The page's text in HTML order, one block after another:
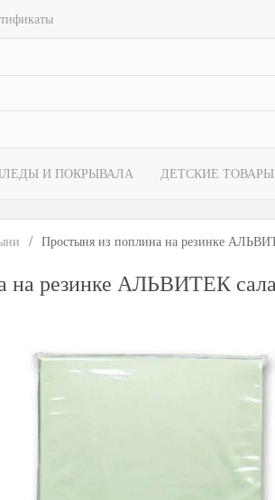
И ПОКРЫВАЛА ДЕТСКИЕ ТОВАРЫ
Простыня из поплина на резинке
на резинке АЛЬВИТЕК